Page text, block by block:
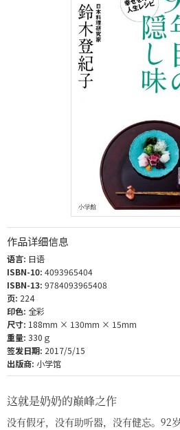
作品详细信息
语言: 日语
ISBN-10: 4093965404
ISBN-13: 9784093965408
页: 224
印色: 全彩
尺寸: 188mm × 130mm × 15mm
重量: 330ｇ
签发日期: 2017/5/15
出版商: 小学馆
这就是奶奶的巅峰之作
没有假牙，没有助听器，没有健忘。92